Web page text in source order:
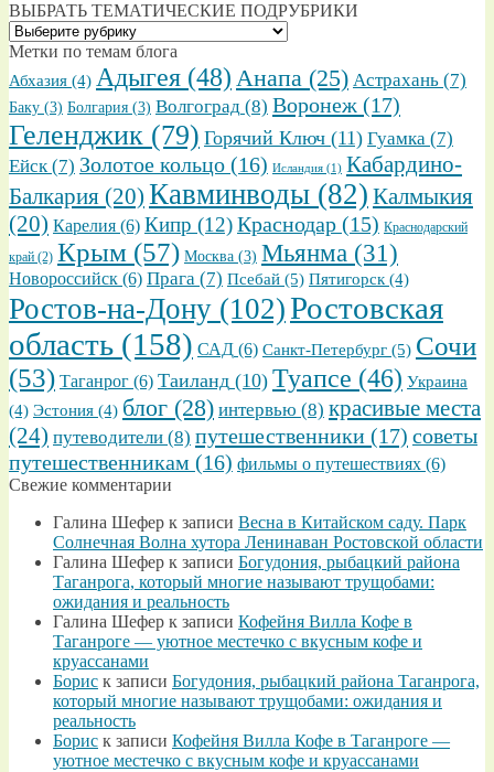
ВЫБРАТЬ ТЕМАТИЧЕСКИЕ ПОДРУБРИКИ
ВЫБРАТЬ
ТЕМАТИЧЕСКИЕ
ПОДРУБРИКИ
Метки по темам блога
Абхазия (4) Адыгея (48) Анапа (25) Астрахань (7)
Баку (3) Болгария (3) Волгоград (8) Воронеж (17)
Геленджик (79) Горячий Ключ (11) Гуамка (7)
Ейск(7) Золотое кольцо (16) Исландия (1) Кабардино-
Балкария (20) Кавминводы (82) Калмыкия
(20) Карелия (6) Кипр (12)Краснодар (15) Краснодарский
край (2) Крым (57) Москва (3) Мьянма (31)
Новороссийск (6) Прага (7) Псебай (5) Пятигорск(4)
Ростов-на-Дону (102)Ростовская
область (158) САД (6) Санкт-Петербург (5) Сочи
(53) Таганрог (6) Таиланд (10) Туапсе (46) Украина
(4) Эстония (4) блог (28) интервью (8) красивые места
(24) путеводители (8) путешественники (17) советы
путешественникам (16) фильмы о путешествиях (6)
Свежие комментарии
Галина Шефер к записи Весна в Китайском саду. Парк
Солнечная Волна хутора Ленинаван Ростовской области
Галина Шефер к записи Богудония, рыбацкий района
Таганрога, который многие называют трущобами:
ожидания и реальность
Галина Шефер к записи Кофейня Вилла Кофе в
Таганроге — уютное местечко с вкусным кофе и
круассанами
Борис к записи Богудония, рыбацкий района Таганрога,
который многие называют трущобами: ожидания и
реальность
Борис к записи Кофейня Вилла Кофе в Таганроге —
уютное местечко с вкусным кофе и круассанами